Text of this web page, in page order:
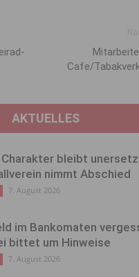
Cafe/
AKTUELLES
Charakter bleibt
nimmt Abschied
7. August 2026
im Bankomaten
bittet um Hinweise
7. August 2026